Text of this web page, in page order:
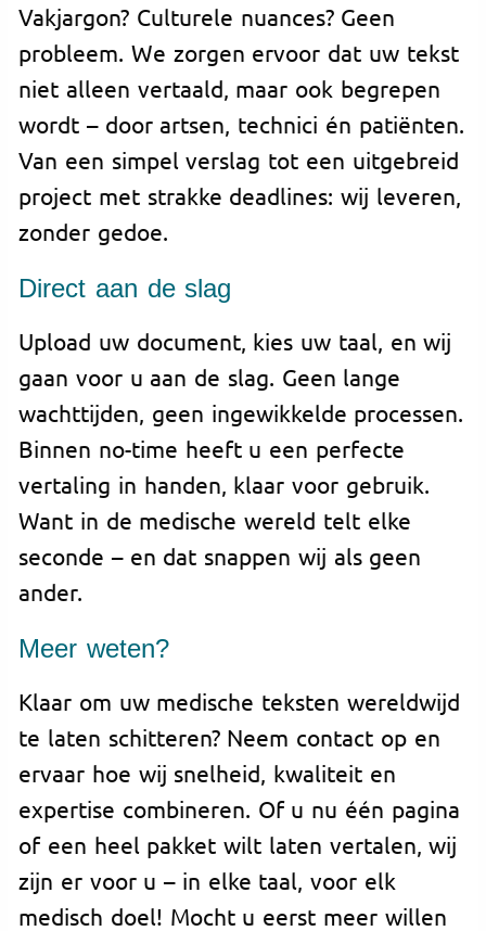
Vakjargon? Culturele nuances? Geen
probleem. We zorgen ervoor dat uw tekst
niet alleen vertaald, maar ook begrepen
wordt – door artsen, technici én patiënten.
Van een simpel verslag tot een uitgebreid
project met strakke deadlines: wij leveren,
zonder gedoe.
Direct aan de slag
Upload uw document, kies uw taal, en wij
gaan voor u aan de slag. Geen lange
wachttijden, geen ingewikkelde processen.
Binnen no-time heeft u een perfecte
vertaling in handen, klaar voor gebruik.
Want in de medische wereld telt elke
seconde – en dat snappen wij als geen
ander.
Meer weten?
Klaar om uw medische teksten wereldwijd
te laten schitteren? Neem contact op en
ervaar hoe wij snelheid, kwaliteit en
expertise combineren. Of u nu één pagina
of een heel pakket wilt laten vertalen, wij
zijn er voor u – in elke taal, voor elk
medisch doel! Mocht u eerst meer willen